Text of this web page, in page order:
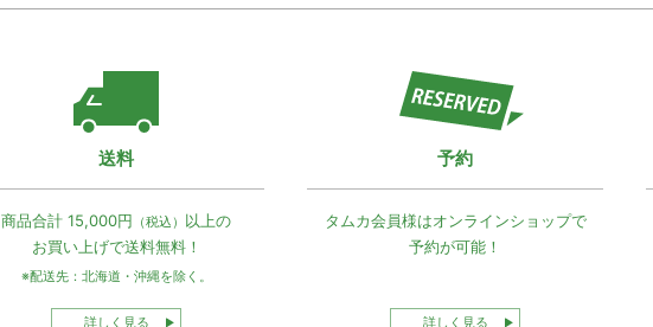
送料
商品合計 15,000円 （税込） 以上の
お買い上げで送料無料！
※配送先：北海道・沖縄を除く。
詳しく見る
予約
タムカ会員様はオンラインショップで
予約が可能！
詳しく見る